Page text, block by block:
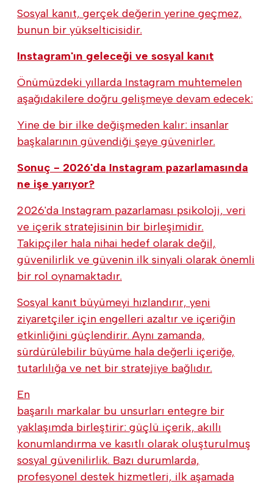
Sosyal kanıt, gerçek değerin yerine geçmez,
bunun bir yükselticisidir.
Instagram'ın geleceği ve sosyal kanıt
Önümüzdeki yıllarda Instagram muhtemelen
aşağıdakilere doğru gelişmeye devam edecek:
Yine de bir ilke değişmeden kalır: insanlar
başkalarının güvendiği şeye güvenirler.
Sonuç - 2026'da Instagram pazarlamasında
ne işe yarıyor?
2026'da Instagram pazarlaması psikoloji, veri
ve içerik stratejisinin bir birleşimidir.
Takipçiler hala nihai hedef olarak değil,
güvenilirlik ve güvenin ilk sinyali olarak önemli
bir rol oynamaktadır.
Sosyal kanıt büyümeyi hızlandırır, yeni
ziyaretçiler için engelleri azaltır ve içeriğin
etkinliğini güçlendirir. Aynı zamanda,
sürdürülebilir büyüme hala değerli içeriğe,
tutarlılığa ve net bir stratejiye bağlıdır.
En
başarılı markalar bu unsurları entegre bir
yaklaşımda birleştirir: güçlü içerik, akıllı
konumlandırma ve kasıtlı olarak oluşturulmuş
sosyal güvenilirlik. Bazı durumlarda,
profesyonel destek hizmetleri, ilk aşamada